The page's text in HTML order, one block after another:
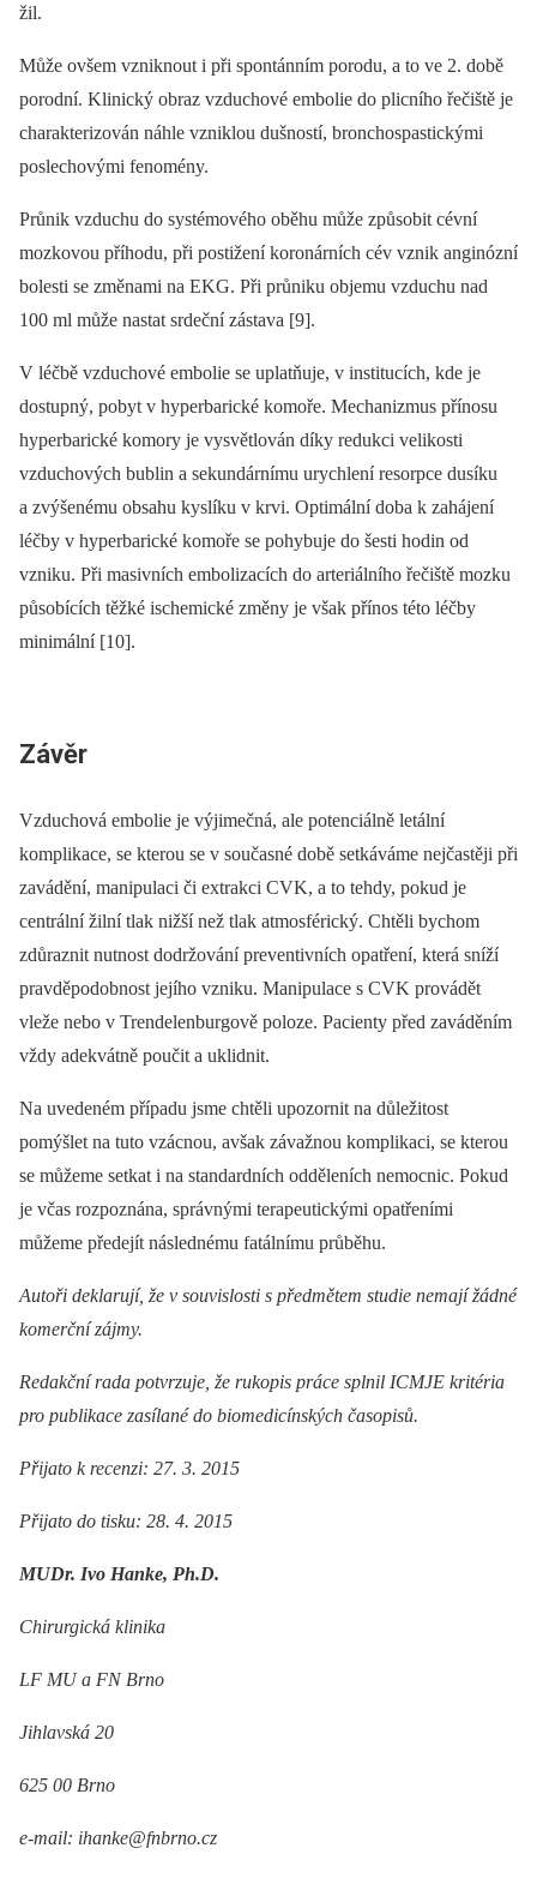
žil.
Může ovšem vzniknout i při spontánním porodu, a to ve 2. době
porodní. Klinický obraz vzduchové embolie do plicního řečiště je
charakterizován náhle vzniklou dušností, bronchospastickými
poslechovými fenomény.
Průnik vzduchu do systémového oběhu může způsobit cévní
mozkovou příhodu, při postižení koronárních cév vznik anginózní
bolesti se změnami na EKG. Při průniku objemu vzduchu nad
100 ml může nastat srdeční zástava [9].
V léčbě vzduchové embolie se uplatňuje, v institucích, kde je
dostupný, pobyt v hyperbarické komoře. Mechanizmus přínosu
hyperbarické komory je vysvětlován díky redukci velikosti
vzduchových bublin a sekundárnímu urychlení resorpce dusíku
a zvýšenému obsahu kyslíku v krvi. Optimální doba k zahájení
léčby v hyperbarické komoře se pohybuje do šesti hodin od
vzniku. Při masivních embolizacích do arteriálního řečiště mozku
působících těžké ischemické změny je však přínos této léčby
minimální [10].
Závěr
Vzduchová embolie je výjimečná, ale potenciálně letální
komplikace, se kterou se v současné době setkáváme nejčastěji při
zavádění, manipulaci či extrakci CVK, a to tehdy, pokud je
centrální žilní tlak nižší než tlak atmosférický. Chtěli bychom
zdůraznit nutnost dodržování preventivních opatření, která sníží
pravděpodobnost jejího vzniku. Manipulace s CVK provádět
vleže nebo v Trendelenburgově poloze. Pa­cienty před zaváděním
vždy adekvátně poučit a uklidnit.
Na uvedeném případu jsme chtěli upozornit na důležitost
pomýšlet na tuto vzácnou, avšak závažnou komplikaci, se kterou
se můžeme setkat i na standardních odděleních nemocnic. Pokud
je včas rozpoznána, správnými terapeutickými opatřeními
můžeme předejít následnému fatálnímu průběhu.
Autoři deklarují, že v souvislosti s předmětem studie nemají žádné
komerční zájmy.
Redakční rada potvrzuje, že rukopis práce splnil ICMJE kritéria
pro publikace zasílané do biomedicínských časopisů.
Přijato k recenzi: 27. 3. 2015
Přijato do tisku: 28. 4. 2015
MUDr. Ivo Hanke, Ph.D.
Chirurgická klinika
LF MU a FN Brno
Jihlavská 20
625 00 Brno
e-mail: ihanke@fnbrno.cz